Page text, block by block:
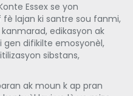
Essex se yon
lajan ki santre sou fanmi,
edikasyon ak
difikilte emosyonèl,
sibstans,
ak moun k ap pran